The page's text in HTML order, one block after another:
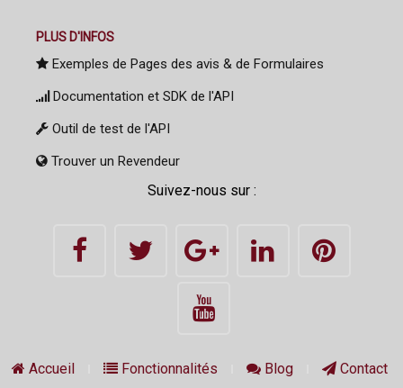
PLUS D'INFOS
Exemples de Pages des avis & de Formulaires
Documentation et SDK de l'API
Outil de test de l'API
Trouver un Revendeur
Suivez-nous sur :
Accueil Fonctionnalités Blog Contact